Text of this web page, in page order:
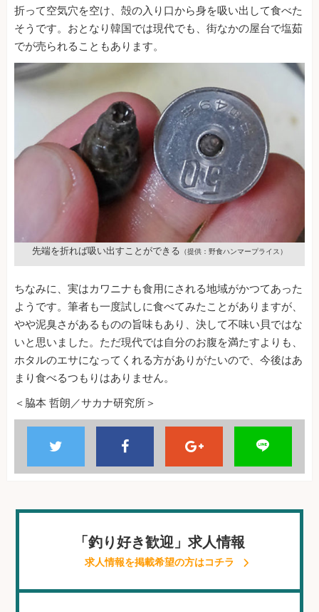
折って空気穴を空け、殻の入り口から身を吸い出して食べた
そうです。おとなり韓国では現代でも、街なかの屋台で塩茹
でが売られることもあります。
先端を折れば吸い出すことができる （提供：野食ハンマープライス）
ちなみに、実はカワニナも食用にされる地域がかつてあった
ようです。筆者も一度試しに食べてみたことがありますが、
やや泥臭さがあるものの旨味もあり、決して不味い貝ではな
いと思いました。ただ現代では自分のお腹を満たすよりも、
ホタルのエサになってくれる方がありがたいので、今後はあ
まり食べるつもりはありません。
＜脇本 哲朗／サカナ研究所＞
「釣り好き歓迎」求人情報
求人情報を掲載希望の方はコチラ